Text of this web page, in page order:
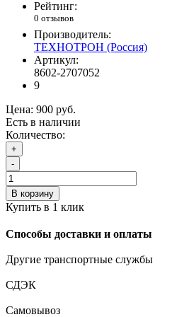
Рейтинг:
0 отзывов
Производитель:
ТЕХНОТРОН (Россия)
Артикул:
8602-2707052
9
Цена: 900 руб.
Есть в наличии
Количество:
+
-
В корзину
Купить в 1 клик
Способы доставки и оплаты
Другие транспортные службы
СДЭК
Самовывоз